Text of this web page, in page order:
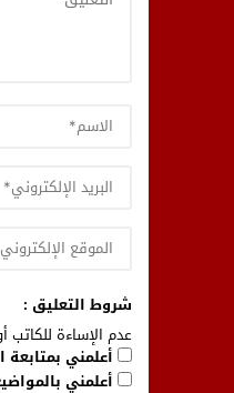
شروط التعليق :
عدم الإساءة للكاتب
أعلمني بمتابعة
أعلمني